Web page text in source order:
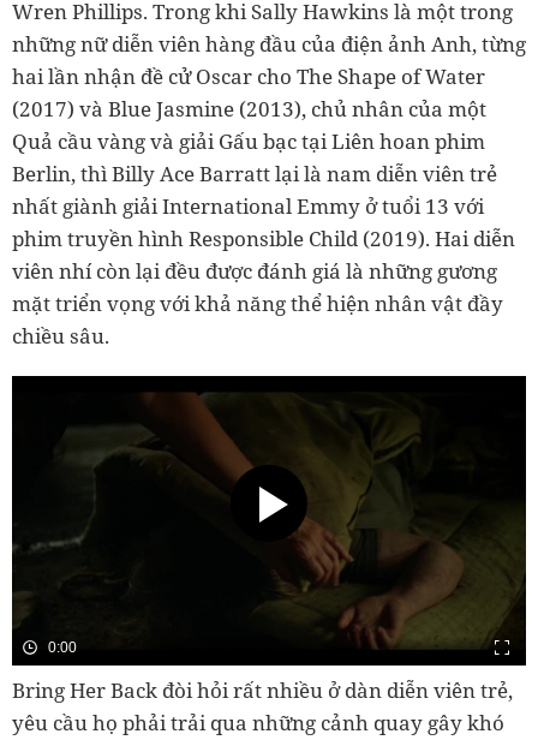
Wren Phillips. Trong khi Sally Hawkins là một trong
những nữ diễn viên hàng đầu của điện ảnh Anh, từng
hai lần nhận đề cử Oscar cho The Shape of Water
(2017) và Blue Jasmine (2013), chủ nhân của một
Quả cầu vàng và giải Gấu bạc tại Liên hoan phim
Berlin, thì Billy Ace Barratt lại là nam diễn viên trẻ
nhất giành giải International Emmy ở tuổi 13 với
phim truyền hình Responsible Child (2019). Hai diễn
viên nhí còn lại đều được đánh giá là những gương
mặt triển vọng với khả năng thể hiện nhân vật đầy
chiều sâu.
0:00
Bring Her Back đòi hỏi rất nhiều ở dàn diễn viên trẻ,
yêu cầu họ phải trải qua những cảnh quay gây khó